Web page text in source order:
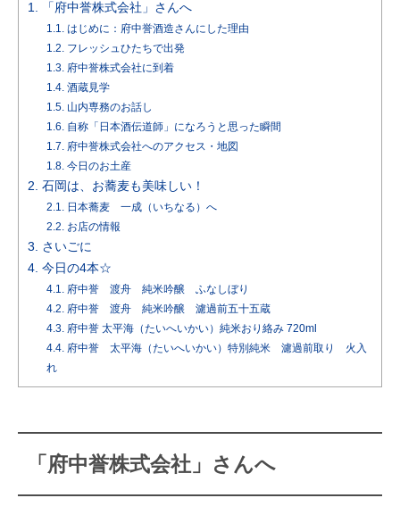
1. 「府中誉株式会社」さんへ
1.1.はじめに：府中誉酒造さんにした理由
1.2.フレッシュひたちで出発
1.3.府中誉株式会社に到着
1.4.酒蔵見学
1.5.山内専務のお話し
1.6.自称「日本酒伝道師」になろうと思った瞬間
1.7.府中誉株式会社へのアクセス・地図
1.8.今日のお土産
2. 石岡は、お蕎麦も美味しい！
2.1.日本蕎麦 一成（いちなる）へ
2.2.お店の情報
3. さいごに
4. 今日の4本☆
4.1.府中誉 渡舟 純米吟醸 ふなしぼり
4.2.府中誉 渡舟 純米吟醸 濾過前五十五蔵
4.3.府中誉 太平海（たいへいかい）純米おり絡み 720ml
4.4.府中誉 太平海（たいへいかい）特別純米 濾過前取り 火入
れ
「府中誉株式会社」さんへ